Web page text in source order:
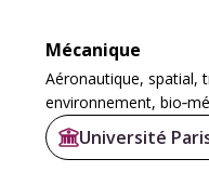
Mécanique
Aéronautique, spatial,
environnement,
appuyant leurs
dans la recherche en
Université